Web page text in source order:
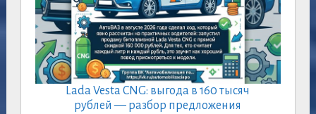
Lada Vesta CNG: выгода в 160 тысяч
рублей — разбор предложения